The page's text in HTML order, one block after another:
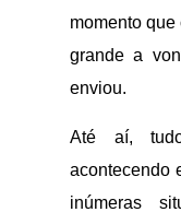
momento
grande a
enviou.
Até aí,
acontecendo
inúmeras